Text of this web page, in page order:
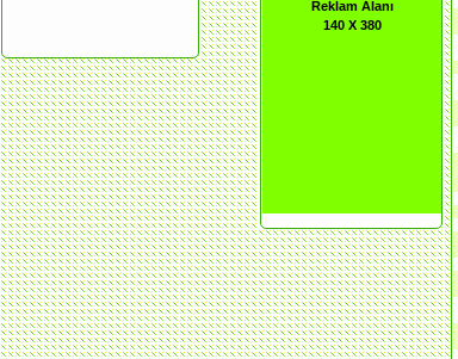
Reklam Alanı
140 X 380